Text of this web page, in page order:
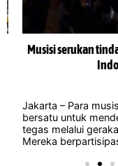
Musisi serukan
Jakarta – Para musisi
bersatu untuk
tegas melalui gerakan
Mereka berpartisipasi